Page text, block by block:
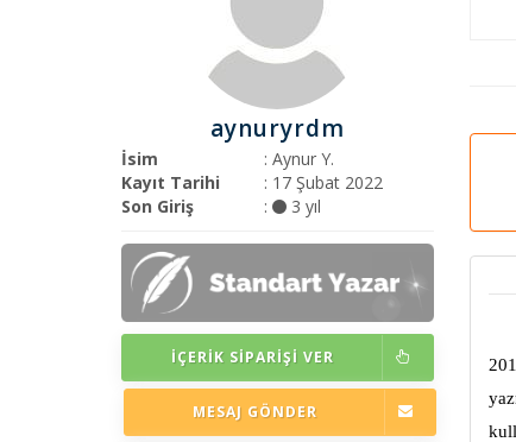
aynuryrdm
İsim
: Aynur Y.
Kayıt Tarihi
: 17 Şubat 2022
Son Giriş
: 3 yıl
İÇERIK SIPARIŞI VER
MESAJ GÖNDER